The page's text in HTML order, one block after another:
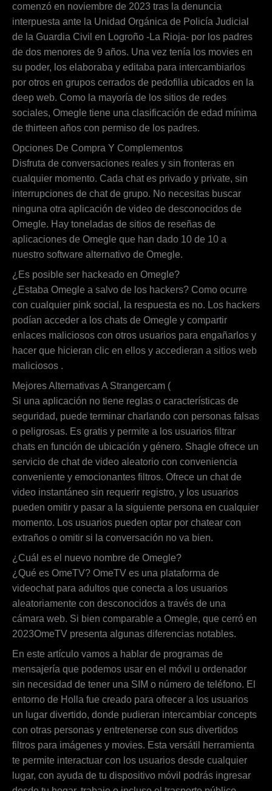
comenzó en noviembre de 2023 tras la denuncia
interpuesta ante la Unidad Orgánica de Policía Judicial
de la Guardia Civil en Logroño -La Rioja- por los padres
de dos menores de 9 años. Una vez tenía los movies en
su poder, los elaboraba y editaba para intercambiarlos
por otros en grupos cerrados de pedofilia ubicados en la
deep web. Como la mayoría de los sitios de redes
sociales, Omegle tiene una clasificación de edad mínima
de thirteen años con permiso de los padres.
Opciones De Compra Y Complementos
Disfruta de conversaciones reales y sin fronteras en
cualquier momento. Cada chat es privado y private, sin
interrupciones de chat de grupo. No necesitas buscar
ninguna otra aplicación de video de desconocidos de
Omegle. Hay toneladas de sitios de reseñas de
aplicaciones de Omegle que han dado 10 de 10 a
nuestro software alternativo de Omegle.
¿Es posible ser hackeado en Omegle?
¿Estaba Omegle a salvo de los hackers? Como ocurre
con cualquier pink social, la respuesta es no. Los hackers
podían acceder a los chats de Omegle y compartir
enlaces maliciosos con otros usuarios para engañarlos y
hacer que hicieran clic en ellos y accedieran a sitios web
maliciosos .
Mejores Alternativas A Strangercam (
Si una aplicación no tiene reglas o características de
seguridad, puede terminar charlando con personas falsas
o peligrosas. Es gratis y permite a los usuarios filtrar
chats en función de ubicación y género. Shagle ofrece un
servicio de chat de video aleatorio con conveniencia
conveniente y emocionantes filtros. Ofrece un chat de
video instantáneo sin requerir registro, y los usuarios
pueden omitir y pasar a la siguiente persona en cualquier
momento. Los usuarios pueden optar por chatear con
extraños o omitir si la conversación no va bien.
¿Cuál es el nuevo nombre de Omegle?
¿Qué es OmeTV? OmeTV es una plataforma de
videochat para adultos que conecta a los usuarios
aleatoriamente con desconocidos a través de una
cámara web. Si bien comparable a Omegle, que cerró en
2023OmeTV presenta algunas diferencias notables.
En este artículo vamos a hablar de programas de
mensajería que podemos usar en el móvil u ordenador
sin necesidad de tener una SIM o número de teléfono. El
entorno de Holla fue creado para ofrecer a los usuarios
un lugar divertido, donde pudieran intercambiar concepts
con otras personas y entretenerse con sus divertidos
filtros para imágenes y movies. Esta versátil herramienta
te permite interactuar con los usuarios desde cualquier
lugar, con ayuda de tu dispositivo móvil podrás ingresar